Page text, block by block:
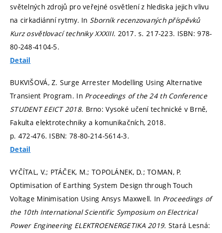
světelných zdrojů pro veřejné osvětlení z hlediska jejich vlivu
na cirkadiánní rytmy. In Sborník recenzovaných příspěvků
Kurz osvětlovací techniky XXXIII. 2017.s. 217-223. ISBN: 978-
80-248-4104-5.
Detail
BUKVIŠOVÁ, Z. Surge Arrester Modelling Using Alternative
Transient Program. In Proceedings of the 24 th Conference
STUDENT EEICT 2018. Brno: Vysoké učení technické v Brně,
Fakulta elektrotechniky a komunikačních, 2018.
p. 472-476. ISBN: 78-80-214-5614-3.
Detail
VYČÍTAL, V.; PTÁČEK, M.; TOPOLÁNEK, D.; TOMAN, P.
Optimisation of Earthing System Design through Touch
Voltage Minimisation Using Ansys Maxwell. In Proceedings of
the 10th International Scientific Symposium on Electrical
Power Engineering ELEKTROENERGETIKA 2019. Stará Lesná: